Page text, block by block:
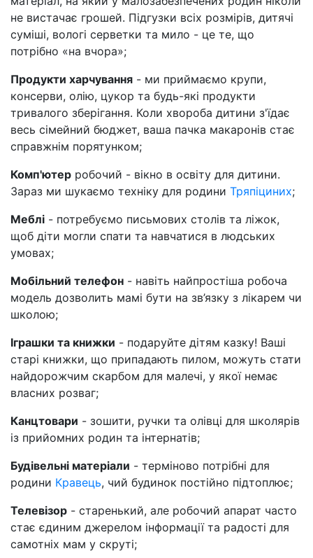
не вистачає грошей. Підгузки всіх розмірів, дитячі
суміші, вологі серветки та мило - це те, що
потрібно «на вчора»;
Продукти харчування - ми приймаємо крупи,
консерви, олію, цукор та будь-які продукти
тривалого зберігання. Коли хвороба дитини з'їдає
весь сімейний бюджет, ваша пачка макаронів стає
справжнім порятунком;
Комп'ютер робочий - вікно в освіту для дитини.
Зараз ми шукаємо техніку для родини Тряпіциних;
Меблі - потребуємо письмових столів та ліжок,
щоб діти могли спати та навчатися в людських
умовах;
Мобільний телефон - навіть найпростіша робоча
модель дозволить мамі бути на зв’язку з лікарем чи
школою;
Іграшки та книжки - подаруйте дітям казку! Ваші
старі книжки, що припадають пилом, можуть стати
найдорожчим скарбом для малечі, у якої немає
власних розваг;
Канцтовари - зошити, ручки та олівці для школярів
із прийомних родин та інтернатів;
Будівельні матеріали - терміново потрібні для
родини Кравець, чий будинок постійно підтоплює;
Телевізор - старенький, але робочий апарат часто
стає єдиним джерелом інформації та радості для
самотніх мам у скруті;